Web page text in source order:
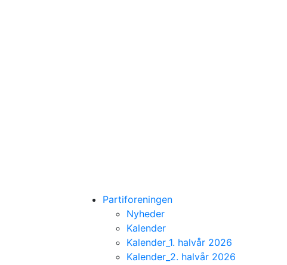
Partiforeningen
Nyheder
Kalender
Kalender_1. halvår 2026
Kalender_2. halvår 2026